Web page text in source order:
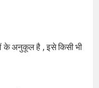
के अनुकूल है , इसे किसी भी